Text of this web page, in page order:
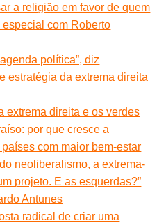
a religião em favor de quem
com Roberto
política”, diz
estratégia da extrema direita
extrema direita e os verdes
por que cresce a
com maior bem-estar
neoliberalismo, a extrema-
projeto. E as esquerdas?”
Antunes
radical de criar uma